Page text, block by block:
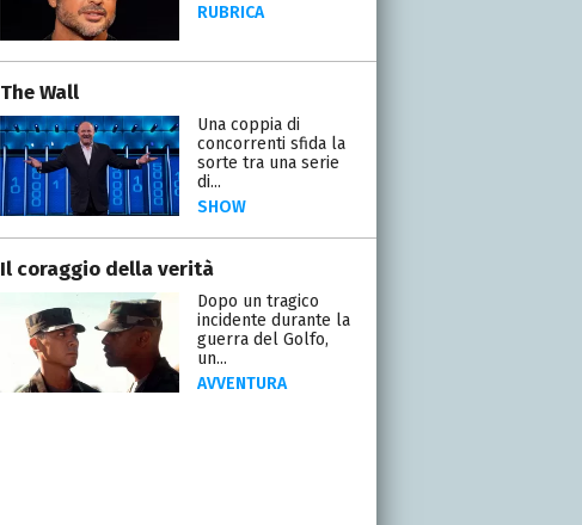
RUBRICA
The Wall
Una coppia di
concorrenti sfida la
sorte tra una serie
di...
SHOW
Il coraggio della verità
Dopo un tragico
incidente durante la
guerra del Golfo,
un...
AVVENTURA